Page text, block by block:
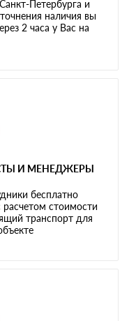
Петербурга и
наличия вы
2 часа у Вас на
И МЕНЕДЖЕРЫ
бесплатно
расчетом стоимости
транспорт для